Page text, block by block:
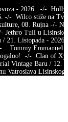
- 2026. -/-
-/- Wilco stiže na
08. Rujna -/-
Jethro Tull u
/ 21. Listopada -
Tommy Emmanuel
-/- Clan of
Vintage Baru / 12.
Vatroslava